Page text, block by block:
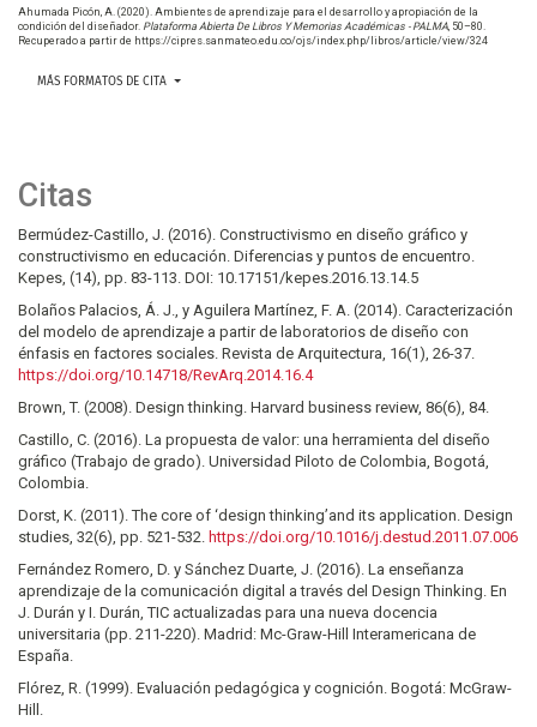
Ahumada Picón, A. (2020). Ambientes de aprendizaje para el desarrollo y apropiación de la
condición del diseñador. Plataforma Abierta De Libros Y Memorias Académicas - PALMA, 50–80.
Recuperado a partir de https://cipres.sanmateo.edu.co/ojs/index.php/libros/article/view/324
MÁS FORMATOS DE CITA
Citas
Bermúdez-Castillo, J. (2016). Constructivismo en diseño gráfico y
constructivismo en educación. Diferencias y puntos de encuentro.
Kepes, (14), pp. 83-113. DOI: 10.17151/kepes.2016.13.14.5
Bolaños Palacios, Á. J., y Aguilera Martínez, F. A. (2014). Caracterización
del modelo de aprendizaje a partir de laboratorios de diseño con
énfasis en factores sociales. Revista de Arquitectura, 16(1), 26-37.
https://doi.org/10.14718/RevArq.2014.16.4
Brown, T. (2008). Design thinking. Harvard business review, 86(6), 84.
Castillo, C. (2016). La propuesta de valor: una herramienta del diseño
gráfico (Trabajo de grado). Universidad Piloto de Colombia, Bogotá,
Colombia.
Dorst, K. (2011). The core of ‘design thinking’and its application. Design
studies, 32(6), pp. 521-532. https://doi.org/10.1016/j.destud.2011.07.006
Fernández Romero, D. y Sánchez Duarte, J. (2016). La enseñanza
aprendizaje de la comunicación digital a través del Design Thinking. En
J. Durán y I. Durán, TIC actualizadas para una nueva docencia
universitaria (pp. 211-220). Madrid: Mc-Graw-Hill Interamericana de
España.
Flórez, R. (1999). Evaluación pedagógica y cognición. Bogotá: McGraw-
Hill.